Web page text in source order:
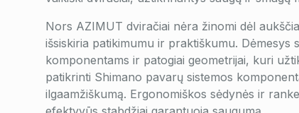
Nors AZIMUT dviračiai nėra žinomi dėl
išsiskiria patikimumu ir praktiškumu. Dėmesys
komponentams ir patogiai geometrijai, kuri
patikrinti Shimano pavarų sistemos
ilgaamžiškumą. Ergonomiškos sėdynės ir